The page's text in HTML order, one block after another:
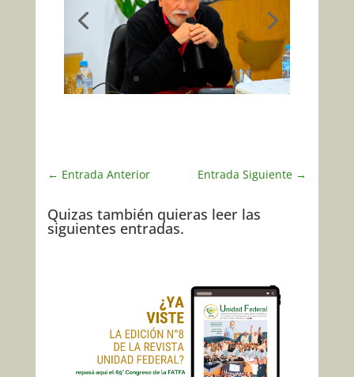
← Entrada Anterior Entrada Siguiente →
Quizas también quieras leer las
siguientes entradas.